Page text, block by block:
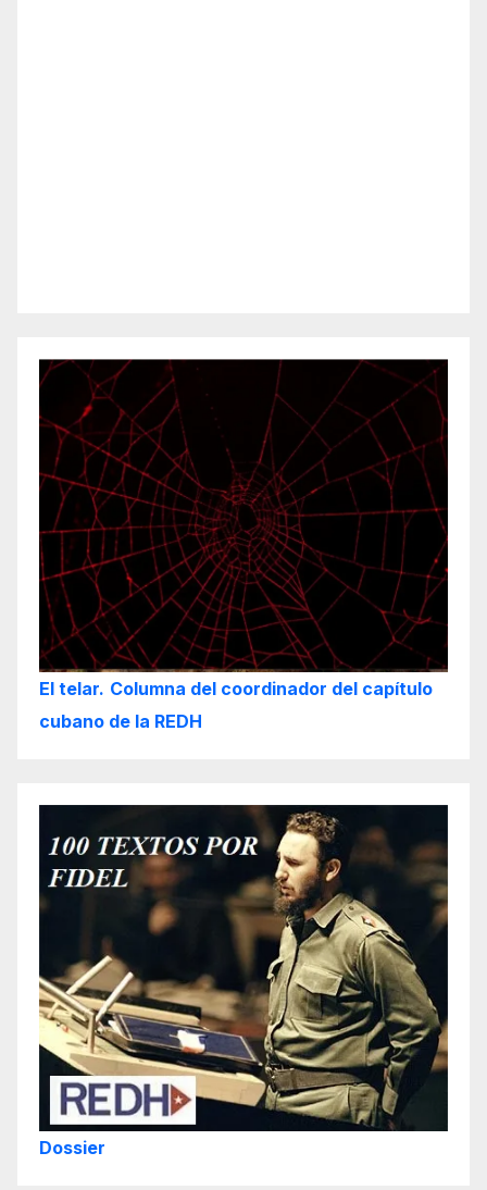
El telar. Columna del coordinador del capítulo
cubano de la REDH
Dossier